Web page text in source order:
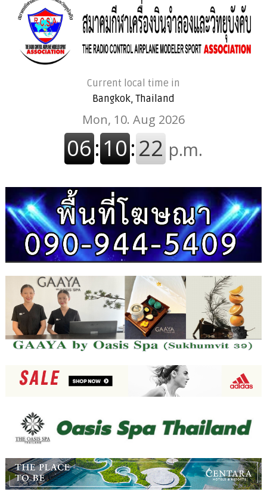
Current local time in
Bangkok, Thailand